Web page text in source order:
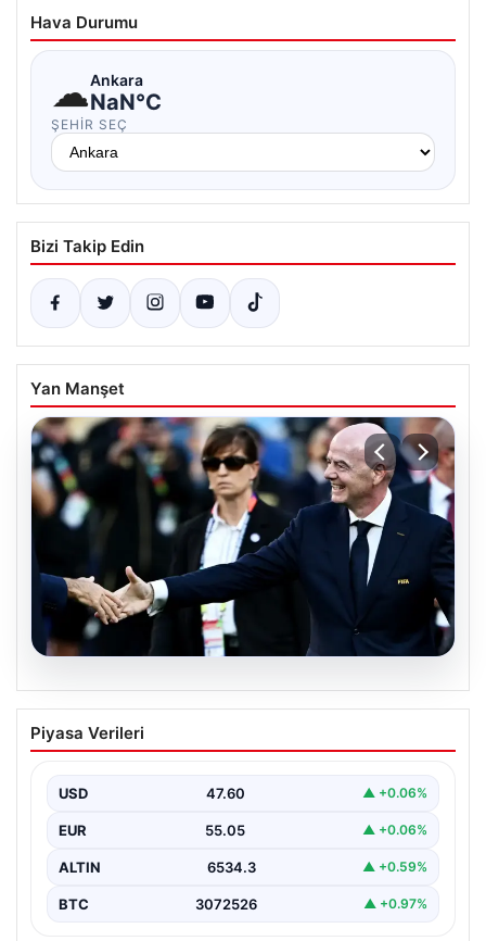
Hava Durumu
☁Ankara
NaN°C
ŞEHIR SEÇ
Bizi Takip Edin
Yan Manşet
Ürdün’den FIFA’ya sert tepki: ‘Şantajdan
başka bir şey değil’
Piyasa Verileri
USD 47.60 ▲ +0.06%
EUR 55.05 ▲ +0.06%
ALTIN 6534.3 ▲ +0.59%
BTC 3072526 ▲ +0.97%